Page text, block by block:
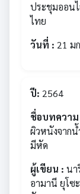
ประชุมออน
ไทย
วันที่ : 21 ม
ปี: 2564
ชื่อบทความ
ผิวหนังจาก
มีหัด
ผู้เขียน : นา
อามานี ยุโซ